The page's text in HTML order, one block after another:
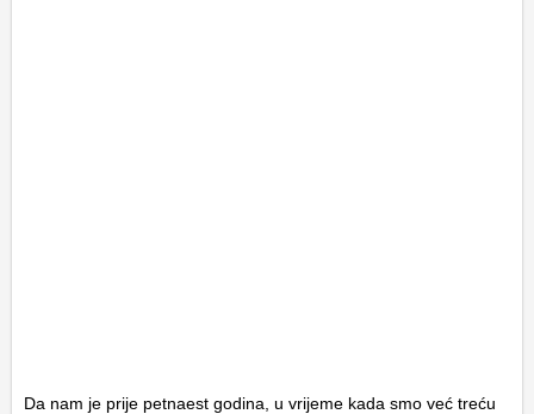
Da nam je prije petnaest godina, u vrijeme kada smo već treću